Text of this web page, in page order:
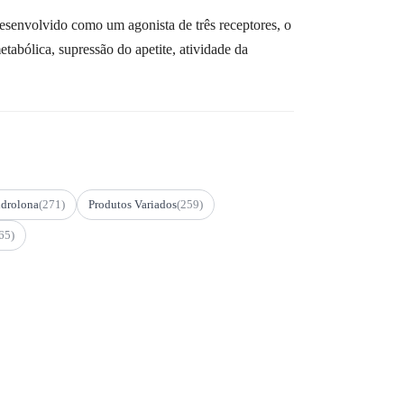
como um agonista de três receptores, o
supressão do apetite, atividade da
(271) Produtos Variados(259)